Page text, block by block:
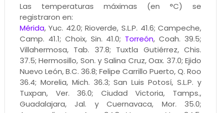
Las temperaturas máximas (en °C) se
registraron en:
Mérida, Yuc. 42.0; Rioverde, S.L.P. 41.6; Campeche,
Camp. 41.1; Choix, Sin. 41.0; Torreón, Coah. 39.5;
Villahermosa, Tab. 37.8; Tuxtla Gutiérrez, Chis.
37.5; Hermosillo, Son. y Salina Cruz, Oax. 37.0; Ejido
Nuevo León, B.C. 36.8; Felipe Carrillo Puerto, Q. Roo
36.4; Morelia, Mich. 36.3; San Luis Potosí, S.L.P. y
Tuxpan, Ver. 36.0; Ciudad Victoria, Tamps.,
Guadalajara, Jal. y Cuernavaca, Mor. 35.0;